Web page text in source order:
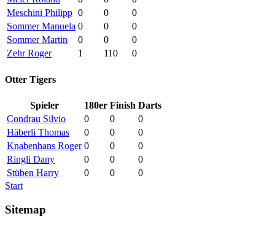
Meschini Philipp 0 0
0
Sommer Manuela 0 0
0
Sommer Martin
0 0
0
Zehr Roger
1 110 0
Otter Tigers
Spieler 180er Finish Darts
Condrau Silvio
0 0
0
Häberli Thomas
0 0
0
Knabenhans Roger 0 0
0
Ringli Dany
0 0
0
Stüben Harry
0 0
0
Start
Sitemap